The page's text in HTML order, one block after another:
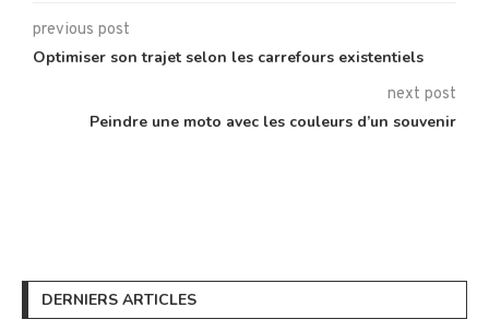
previous post
Optimiser son trajet selon les carrefours existentiels
next post
Peindre une moto avec les couleurs d’un souvenir
DERNIERS ARTICLES